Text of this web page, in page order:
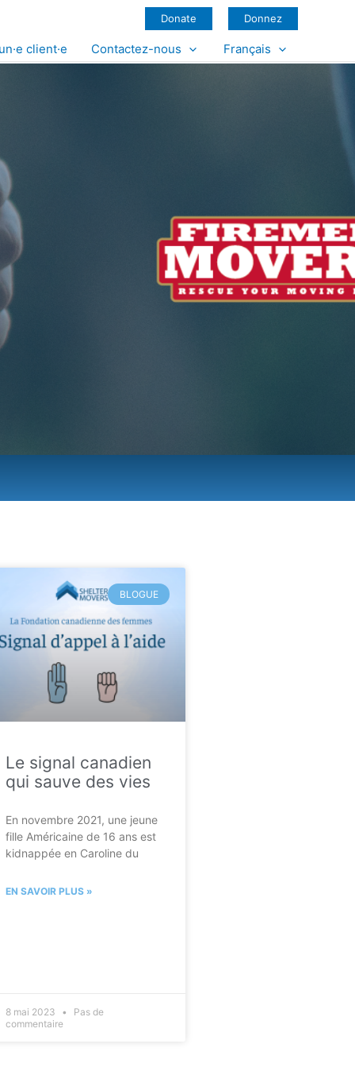
Donate Donnez
client·e Contactez-nous Français
BLOGUE
Le signal canadien
qui sauve des vies
En novembre 2021, une jeune
fille Américaine de 16 ans est
kidnappée en Caroline du
EN SAVOIR PLUS »
8 mai 2023
Pas de
commentaire